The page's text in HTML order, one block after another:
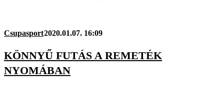
Csupasport2020.01.07. 16:09
KÖNNYŰ FUTÁS A REMETÉK
NYOMÁBAN